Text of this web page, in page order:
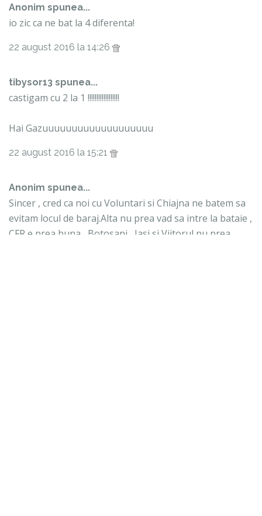
Anonim spunea...
io zic ca ne bat la 4 diferenta!
22 august 2016 la 14:26
tibysor13 spunea...
castigam cu 2 la 1 !!!!!!!!!!!!!!!!!!
Hai Gazuuuuuuuuuuuuuuuuuuu
22 august 2016 la 15:21
Anonim spunea...
Sincer , cred ca noi cu Voluntari si Chiajna ne batem sa
evitam locul de baraj.Alta nu prea vad sa intre la bataie ,
CFR e prea buna , Botosani , Iasi si Viitorul nu prea